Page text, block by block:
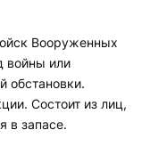
Вооруженных
войны или
обстановки.
Состоит из лиц,
в запасе.